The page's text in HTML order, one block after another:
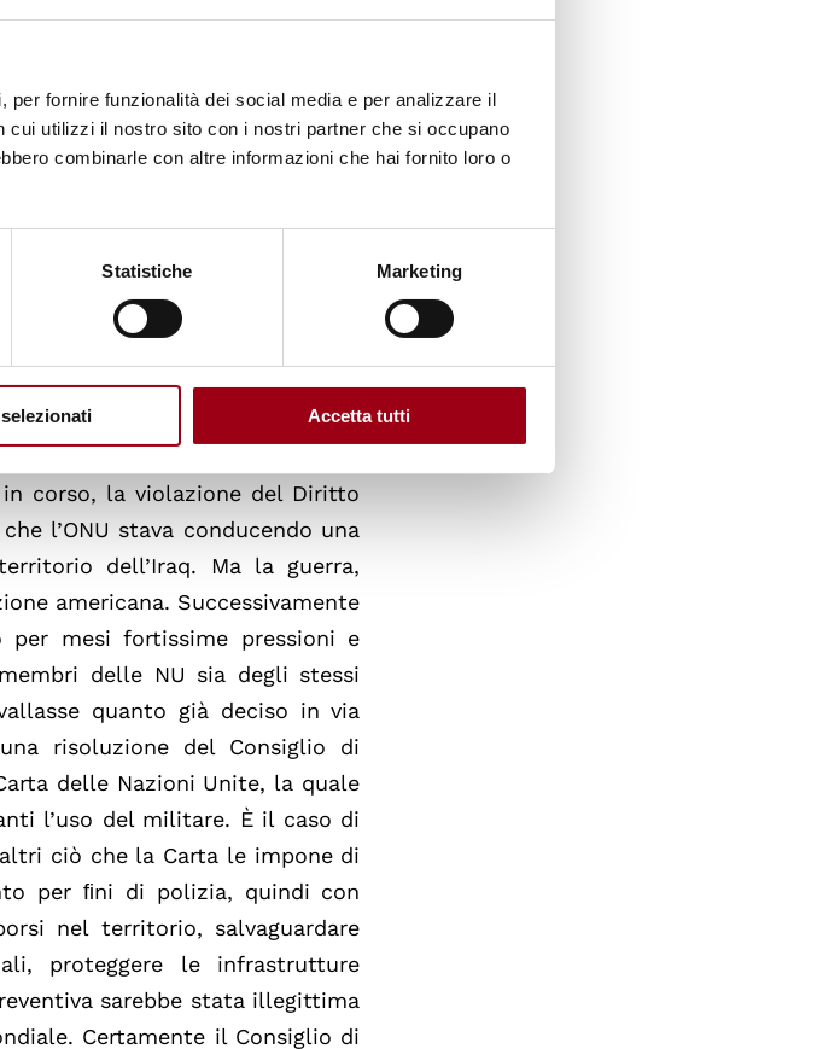
fornire funzionalità dei social media e per analizzare il
utilizzi il nostro sito con i nostri partner che si occupano
combinarle con altre informazioni che hai fornito loro o
Statistiche Marketing
Accetta tutti
lezione di democrazia e di
di scambio, a chi non ha il
lezione stanno la nonviolenza,
i diritti umani per tutti”.
è, in via generale, vietata dal
Unite, nella Dichiarazione
sui diritti umani, la più
20 del Patto internazionale
che “qualsiasi propaganda a
con il comportamento
anche praticano addirittura la
consonanza con il divieto
corso, la violazione del Diritto
l’ONU stava conducendo una
dell’Iraq. Ma la guerra,
americana. Successivamente
per mesi fortissime pressioni e
delle NU sia degli stessi
quanto già deciso in via
risoluzione del Consiglio di
delle Nazioni Unite, la quale
l’uso del militare. È il caso di
altri ciò che la Carta le impone di
per ﬁni di polizia, quindi con
nel territorio, salvaguardare
proteggere le infrastrutture
sarebbe stata illegittima
Certamente il Consiglio di